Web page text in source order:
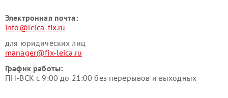
Электронная почта:
info@leica-fix.ru
для юридических лиц
manager@fix-leica.ru
График работы:
ПН-ВСК с 9:00 до 21:00 без перерывов и выходных